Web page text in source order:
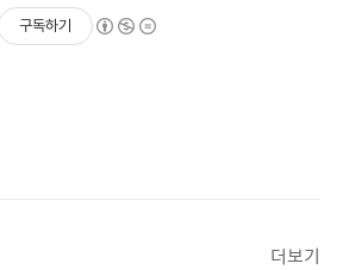
구독하기
더보기